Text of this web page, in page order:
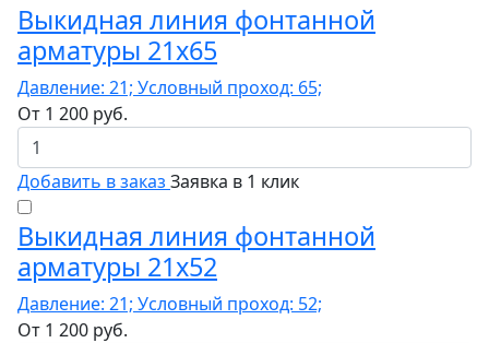
Выкидная линия фонтанной
арматуры 21x65
Давление: 21; Условный проход: 65;
От 1 200 руб.
Добавить в заказ Заявка в 1 клик
Выкидная линия фонтанной
арматуры 21x52
Давление: 21; Условный проход: 52;
От 1 200 руб.